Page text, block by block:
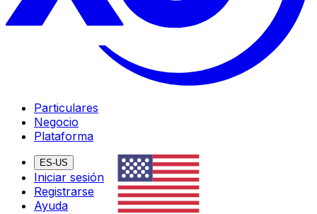
Particulares
Negocio
Plataforma
ES-US
Iniciar sesión
Registrarse
Ayuda